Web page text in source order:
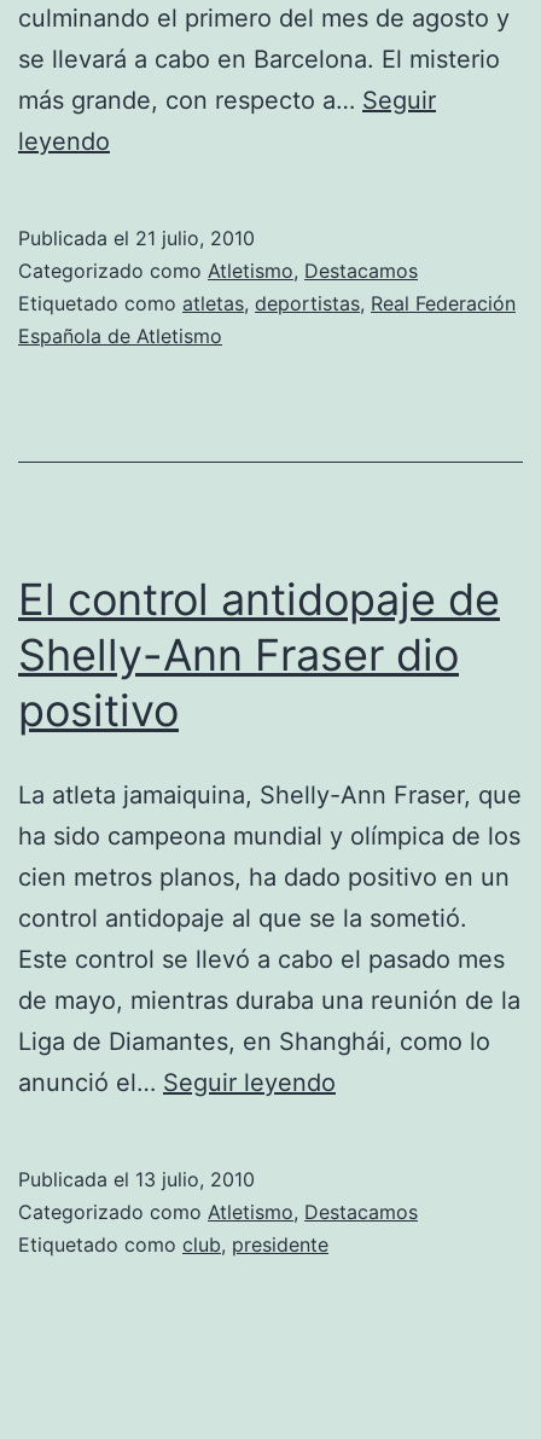
culminando el primero del mes de agosto y
se llevará a cabo en Barcelona. El misterio
más grande, con respecto a… Seguir
leyendo
a
lista
de
participarán
Campeonato
de
Europa
Publicada el 21 julio, 2010
Categorizado como Atletismo, Destacamos
Etiquetado como atletas, deportistas, Real Federación
Española de Atletismo
El control antidopaje de
Shelly-Ann Fraser dio
positivo
La atleta jamaiquina, Shelly-Ann Fraser, que
ha sido campeona mundial y olímpica de los
cien metros planos, ha dado positivo en un
control antidopaje al que se la sometió.
Este control se llevó a cabo el pasado mes
de mayo, mientras duraba una reunión de la
Liga de Diamantes, en Shanghái, como lo
anunció el… Seguir leyendo
de
Publicada el 13 julio, 2010
Categorizado como Atletismo, Destacamos
Etiquetado como club, presidente